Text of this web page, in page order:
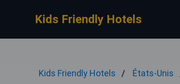
Kids Friendly Hotels
Kids Friendly Hotels États-Unis